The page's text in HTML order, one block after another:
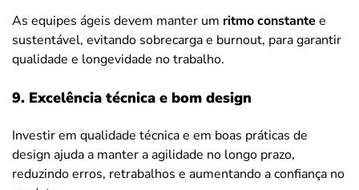
As equipes ágeis devem manter um ritmo constante e
sustentável, evitando sobrecarga e burnout, para garantir
qualidade e longevidade no trabalho.
9. Excelência técnica e bom design
Investir em qualidade técnica e em boas práticas de
design ajuda a manter a agilidade no longo prazo,
reduzindo erros, retrabalhos e aumentando a confiança no